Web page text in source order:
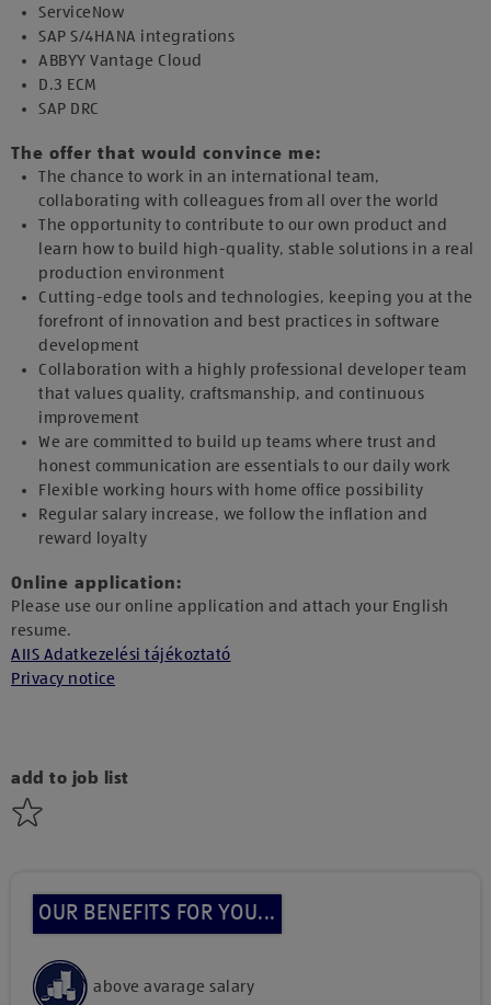
ServiceNow
SAP S/4HANA integrations
ABBYY Vantage Cloud
D.3 ECM
SAP DRC
The offer that would convince me:
The chance to work in an international team,
collaborating with colleagues from all over the world
The opportunity to contribute to our own product and
learn how to build high-quality, stable solutions in a real
production environment
Cutting-edge tools and technologies, keeping you at the
forefront of innovation and best practices in software
development
Collaboration with a highly professional developer team
that values quality, craftsmanship, and continuous
improvement
We are committed to build up teams where trust and
honest communication are essentials to our daily work
Flexible working hours with home office possibility
Regular salary increase, we follow the inflation and
reward loyalty
Online application:
Please use our online application and attach your English
resume.
AIIS Adatkezelési tájékoztató
Privacy notice
add to job list
OUR BENEFITS FOR YOU...
above avarage salary